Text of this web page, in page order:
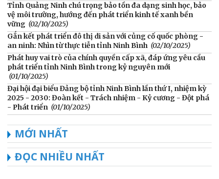
Tỉnh Quảng Ninh chú trọng bảo tồn đa dạng sinh học, bảo
vệ môi trường, hướng đến phát triển kinh tế xanh bền
vững (02/10/2025)
Gắn kết phát triển đô thị di sản với củng cố quốc phòng -
an ninh: Nhìn từ thực tiễn tỉnh Ninh Bình (02/10/2025)
Phát huy vai trò của chính quyền cấp xã, đáp ứng yêu cầu
phát triển tỉnh Ninh Bình trong kỷ nguyên mới
(01/10/2025)
Đại hội đại biểu Đảng bộ tỉnh Ninh Bình lần thứ I, nhiệm kỳ
2025 - 2030: Đoàn kết - Trách nhiệm - Kỷ cương - Đột phá
- Phát triển (01/10/2025)
MỚI NHẤT
ĐỌC NHIỀU NHẤT